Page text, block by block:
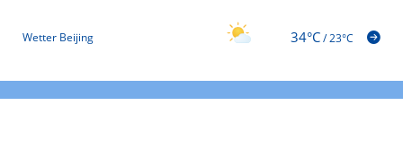
Wetter Beijing 34°C/23°C